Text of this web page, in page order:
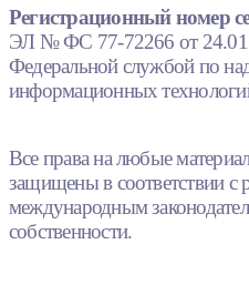
Регистрационный номер
ЭЛ № ФС 77-72266 от
Федеральной службой по
информационных
Все права на любые
защищены в соответствии с
международным
собственности.